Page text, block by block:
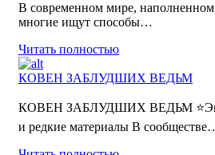
В современном мире, наполненном
многие ищут способы…
Читать полностью
КОВЕН ЗАБЛУДШИХ ВЕДЬМ
КОВЕН ЗАБЛУДШИХ ВЕДЬМ
и редкие материалы В